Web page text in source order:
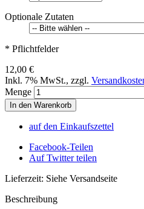
Optionale Zutaten
* Pflichtfelder
12,00 €
Inkl. 7% MwSt., zzgl.
Menge
In den Warenkorb
auf den Einkaufszettel
Facebook-Teilen
Auf Twitter teilen
Lieferzeit: Siehe Versandseite
Beschreibung